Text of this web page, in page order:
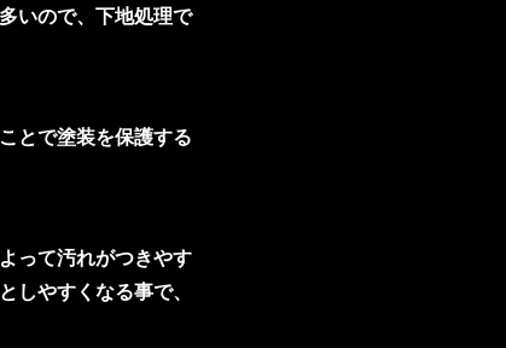
いので、下地処理で
とで塗装を保護する
って汚れがつきやす
やすくなる事で、